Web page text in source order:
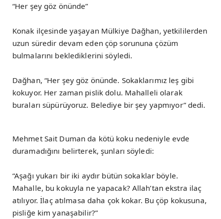
“Her şey göz önünde”
Konak ilçesinde yaşayan Mülkiye Dağhan, yetkililerden
uzun süredir devam eden çöp sorununa çözüm
bulmalarını beklediklerini söyledi.
Dağhan, “Her şey göz önünde. Sokaklarımız leş gibi
kokuyor. Her zaman pislik dolu. Mahalleli olarak
buraları süpürüyoruz. Belediye bir şey yapmıyor” dedi.
Mehmet Sait Duman da kötü koku nedeniyle evde
duramadığını belirterek, şunları söyledi:
“Aşağı yukarı bir iki aydır bütün sokaklar böyle.
Mahalle, bu kokuyla ne yapacak? Allah’tan ekstra ilaç
atılıyor. İlaç atılmasa daha çok kokar. Bu çöp kokusuna,
pisliğe kim yanaşabilir?”